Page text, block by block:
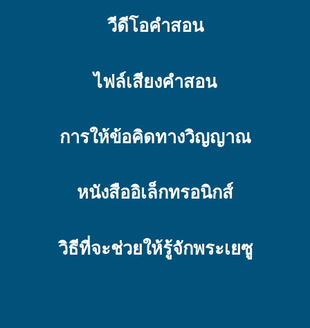
วีดีโอคำสอน
ไฟล์เสียงคำสอน
การให้ข้อคิดทางวิญญาณ
หนังสืออิเล็กทรอนิกส์
วิธีที่จะช่วยให้รู้จักพระเยซู